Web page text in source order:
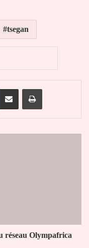
tsegan
Partager par email Imprimer
réseau Olympafrica